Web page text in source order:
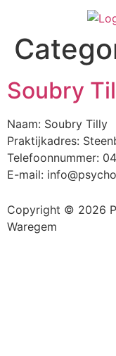
Soubry
Naam: Soubry Tilly
Praktijkadres:
Telefoonnummer:
E-mail:
Copyright © 2026
Waregem